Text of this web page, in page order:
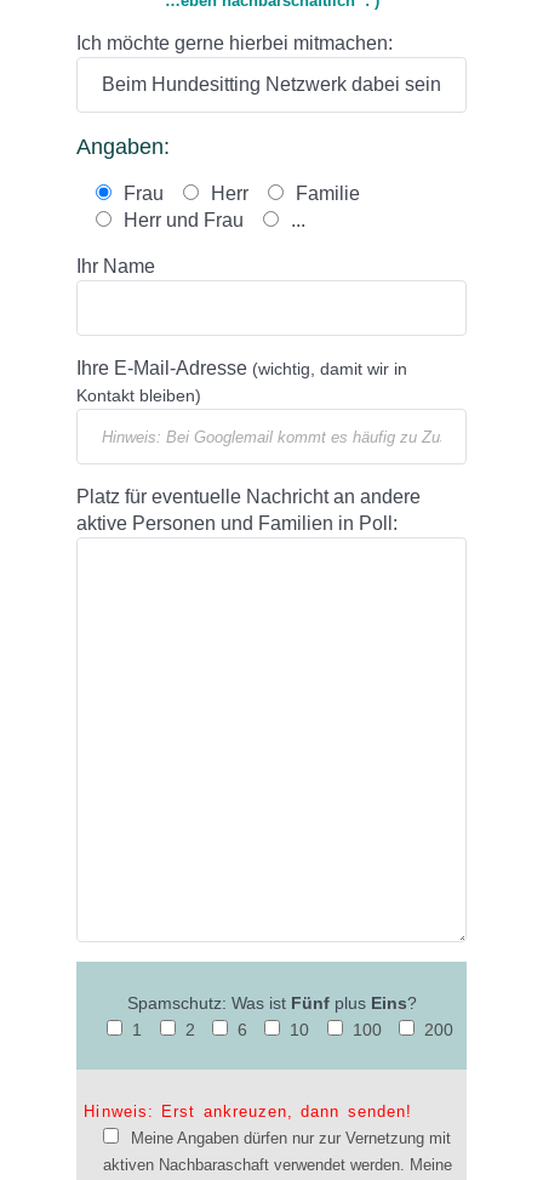
Ich möchte gerne hierbei mitmachen:
Angaben:
Frau Herr
Familie
Herr und Frau
...
Ihr Name
Ihre E-Mail-Adresse (wichtig, damit wir in
Kontakt bleiben)
Platz für eventuelle Nachricht an andere
aktive Personen und Familien in Poll:
Spamschutz: Was ist Fünfplus Eins?
1
2 6 10 100 200
Hinweis: Erst ankreuzen, dann senden!
Meine Angaben dürfen nur zur Vernetzung mit
aktiven Nachbaraschaft verwendet werden. Meine